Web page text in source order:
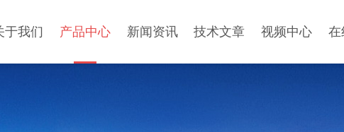
于我们 产品中心 新闻资讯 技术文章 视频中心 在